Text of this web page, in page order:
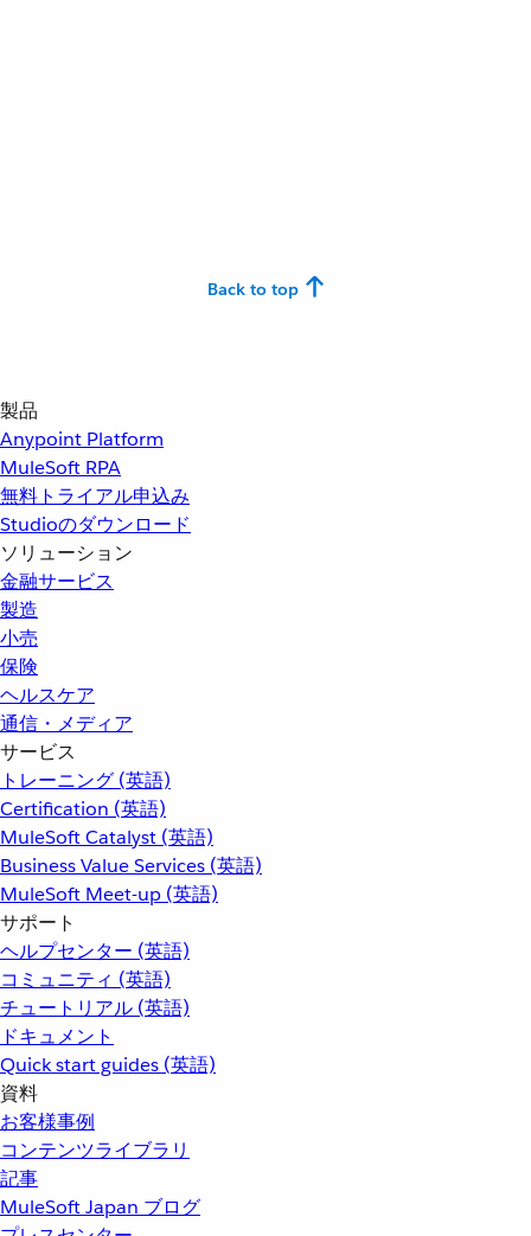
Back to top
製品
Anypoint Platform
MuleSoft RPA
無料トライアル申込み
Studioのダウンロード
ソリューション
金融サービス
製造
小売
保険
ヘルスケア
通信・メディア
サービス
トレーニング (英語)
Certification (英語)
MuleSoft Catalyst (英語)
Business Value Services (英語)
MuleSoft Meet-up (英語)
サポート
ヘルプセンター (英語)
コミュニティ (英語)
チュートリアル (英語)
ドキュメント
Quick start guides (英語)
資料
お客様事例
コンテンツライブラリ
記事
MuleSoft Japan ブログ